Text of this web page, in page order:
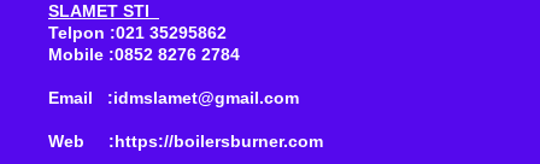
SLAMET STI
Telpon :021 35295862
Mobile :0852 8276 2784
Email :idmslamet@gmail.com
Web :https://boilersburner.com